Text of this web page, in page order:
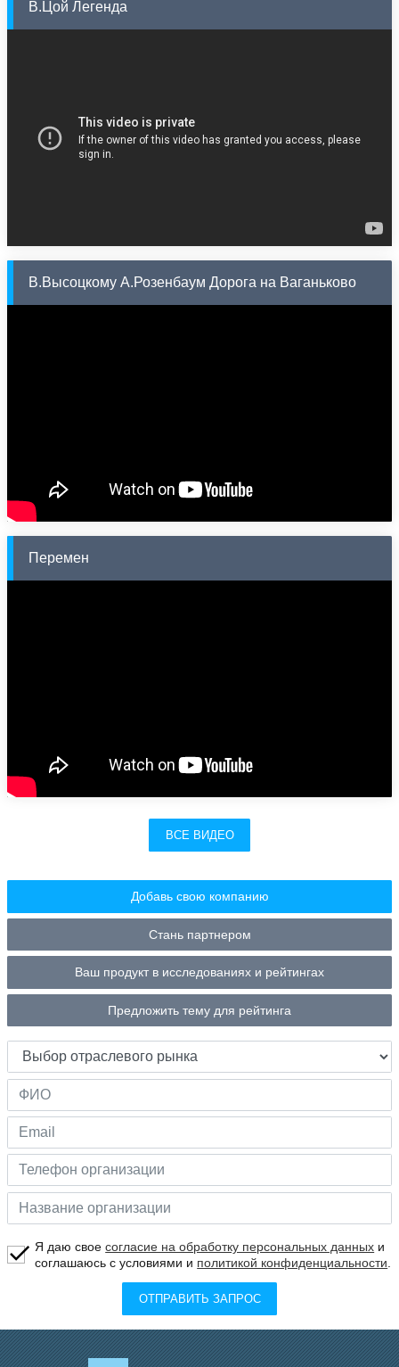
В.Цой Легенда
В.Высоцкому А.Розенбаум Дорога на Ваганьково
Перемен
ВСЕ ВИДЕО
Добавь свою компанию
Стань партнером
Ваш продукт в исследованиях и рейтингах
Предложить тему для рейтинга
Я даю своесогласие на обработку персональных данных и
соглашаюсь с условиями и политикой конфиденциальности
ОТПРАВИТЬ ЗАПРОС